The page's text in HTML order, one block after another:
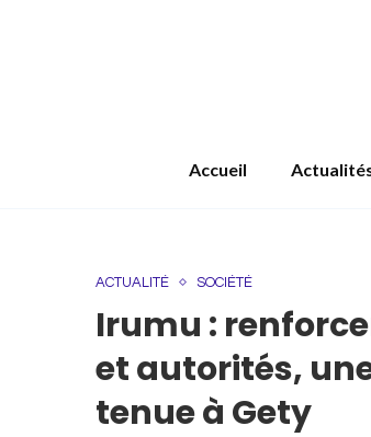
Accueil
ACTUALITÉ SOCIÉTÉ
Irumu :
et autorités,
tenue à Gety